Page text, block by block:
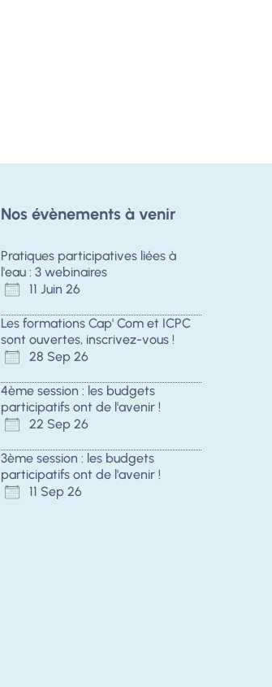
Nos évènements à venir
Pratiques participatives liées à
l'eau : 3 webinaires
11 Juin 26
Les formations Cap' Com et ICPC
sont ouvertes, inscrivez-vous !
28 Sep 26
4ème session : les budgets
participatifs ont de l'avenir !
22 Sep 26
3ème session : les budgets
participatifs ont de l'avenir !
11 Sep 26